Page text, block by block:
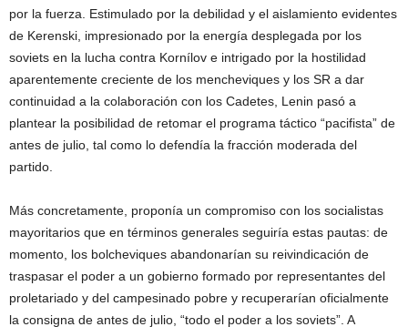
por la fuerza. Estimulado por la debilidad y el aislamiento evidentes
de Kerenski, impresionado por la energía desplegada por los
soviets en la lucha contra Kornílov e intrigado por la hostilidad
aparentemente creciente de los mencheviques y los SR a dar
continuidad a la colaboración con los Cadetes, Lenin pasó a
plantear la posibilidad de retomar el programa táctico “pacifista” de
antes de julio, tal como lo defendía la fracción moderada del
partido.
Más concretamente, proponía un compromiso con los socialistas
mayoritarios que en términos generales seguiría estas pautas: de
momento, los bolcheviques abandonarían su reivindicación de
traspasar el poder a un gobierno formado por representantes del
proletariado y del campesinado pobre y recuperarían oficialmente
la consigna de antes de julio, “todo el poder a los soviets”. A